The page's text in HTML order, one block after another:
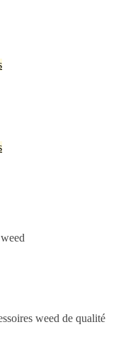
options
peuvent
du
Ce
options
peuvent
produit
Ce
peuvent
produit
weed de qualité